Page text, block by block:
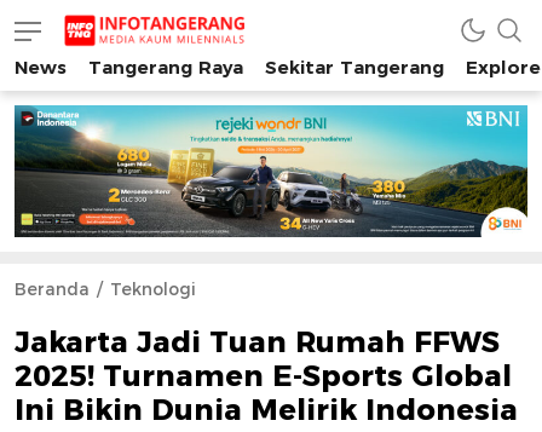
INFO TANGERANG
Media Kaum Millenials Tangerang Raya
News Tangerang Raya Sekitar Tangerang
Beranda Teknologi
Jakarta Jadi Tuan Rumah FFWS
2025! Turnamen E-Sports Global
Ini Bikin Dunia Melirik Indonesia